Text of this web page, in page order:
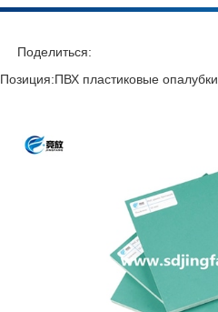
Поделиться:
Позиция:ПВХ пластиковые опалубки